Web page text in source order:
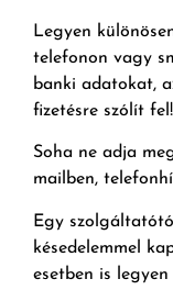
Legyen
telefonon vagy
banki adatokat,
fizetésre szólít fel!
Soha ne adja
mailben,
Egy
késedelemmel
esetben is